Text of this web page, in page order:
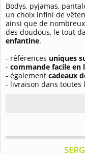
Bodys, pyjamas,
un choix infini de
ainsi que de
des doudous, le tout
enfantine.
- références uniques
- commande facile
- également cadeaux
- livraison dans toutes